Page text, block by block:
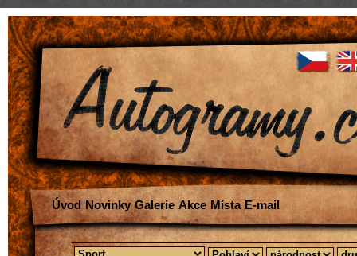
Úvod Novinky Galerie Akce Místa E-mail